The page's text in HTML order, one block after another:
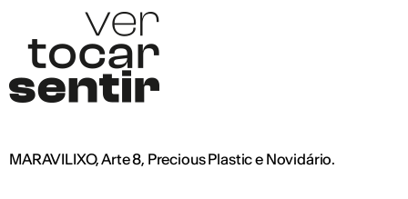
MARAVILIXO, Arte 8, Precious Plastic e Novidário.